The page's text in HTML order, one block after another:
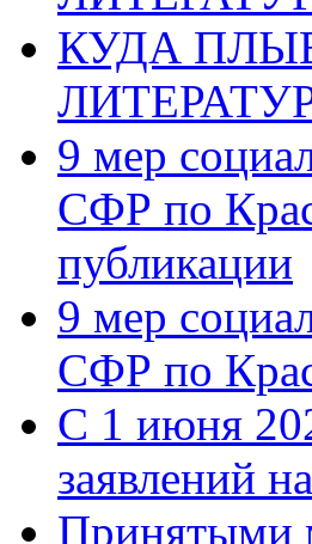
КУДА
9 мер
СФР по
публикации
9 мер
СФР по
С 1 июня
заявлений
Принятыми